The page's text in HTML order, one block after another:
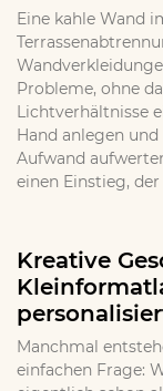
Eine kahle Wand
Probleme, ohne
Lichtverhältnisse
Hand anlegen
Aufwand
einen Einstieg, der
Kreative
Manchmal
einfachen Frage: